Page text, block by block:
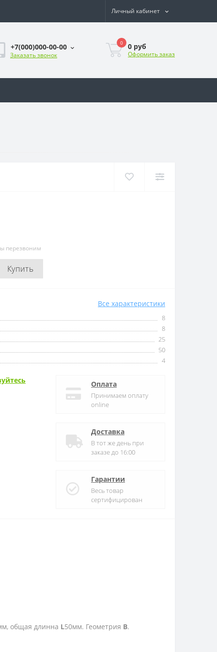
Личный кабинет
+7(000)000-00-00
Заказать звонок
0 0 руб
Оформить заказ
перезвоним
Купить
Все характеристики
8
8
25
50
4
Оплата
Принимаем оплату
online
Доставка
В тот же день при
заказе до 16:00
Гарантии
Весь товар
сертифицирован
общая длинна L50мм. Геометрия B.